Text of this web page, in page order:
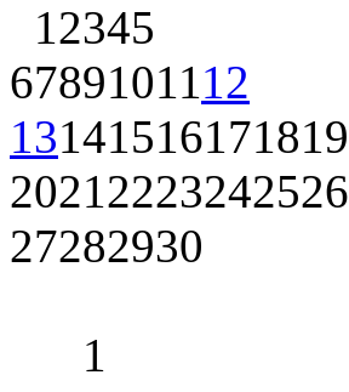
12345
6789101112
13141516171819
20212223242526
27282930
1